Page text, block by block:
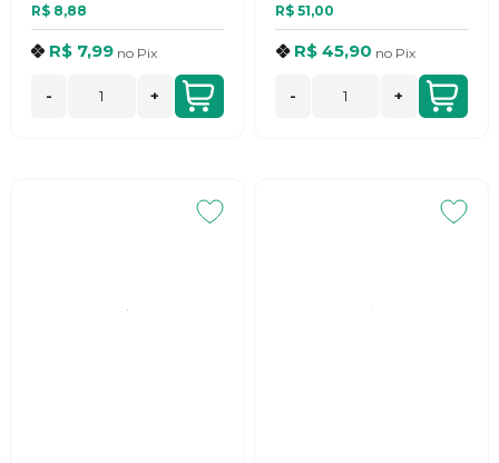
R$ 8,88
R$ 7,99 no Pix
- +
R$ 51,00
R$ 45,90 no Pix
- +